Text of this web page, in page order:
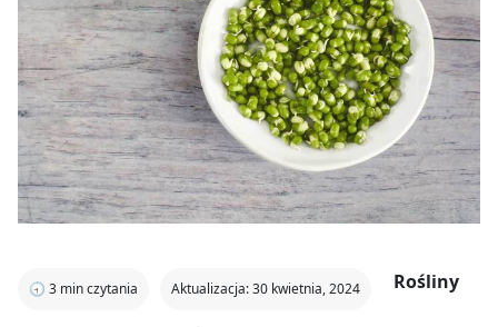
🕣 3 min czytania Aktualizacja: 30 kwietnia, 2024 Rośliny